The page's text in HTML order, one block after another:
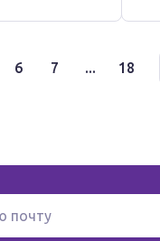
6 7 ... 18